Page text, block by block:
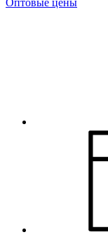
Оптовые цены